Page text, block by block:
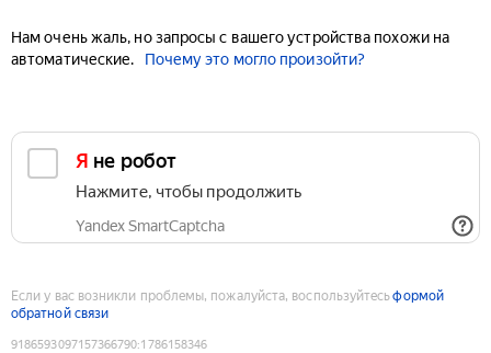
Нам очень жаль, но запросы с вашего устройства похожи на
автоматические.
Почему это могло произойти?
Я не робот
Нажмите, чтобы продолжить
Yandex SmartCaptcha
Если у вас возникли проблемы, пожалуйста, воспользуйтесьформой
обратной связи
9186593097157366790:1786158346